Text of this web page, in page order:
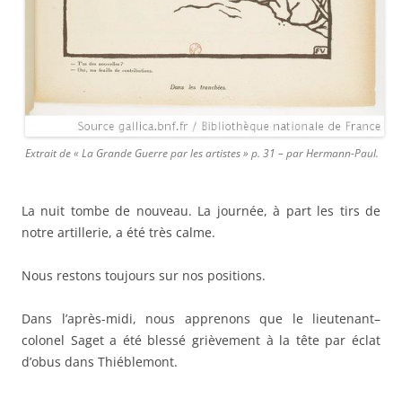
Extrait de « La Grande Guerre par les artistes » p. 31 – par Hermann-Paul.
La nuit tombe de nouveau. La journée, à part les tirs de
notre artillerie, a été très calme.
Nous restons toujours sur nos positions.
Dans l’après-midi, nous apprenons que le lieutenant–
colonel Saget a été blessé grièvement à la tête par éclat
d’obus dans Thiéblemont.